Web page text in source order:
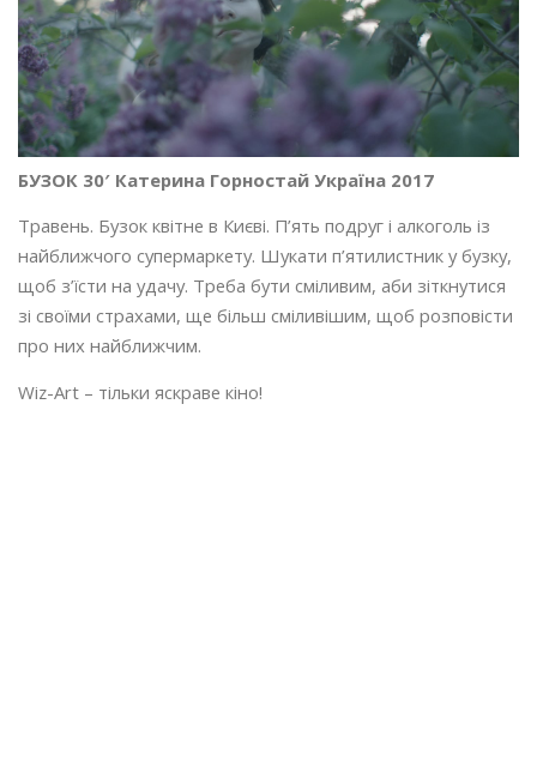
БУЗОК 30′ Катерина Горностай Україна 2017
Травень. Бузок квітне в Києві. П’ять подруг і алкоголь із
найближчого супермаркету. Шукати п’ятилистник у бузку,
щоб з’їсти на удачу. Треба бути сміливим, аби зіткнутися
зі своїми страхами, ще більш сміливішим, щоб розповісти
про них найближчим.
Wiz-Art – тільки яскраве кіно!